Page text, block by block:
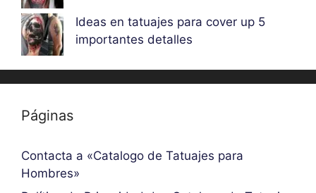
Ideas en tatuajes para cover up 5
importantes detalles
Páginas
Contacta a «Catalogo de Tatuajes para
Hombres»